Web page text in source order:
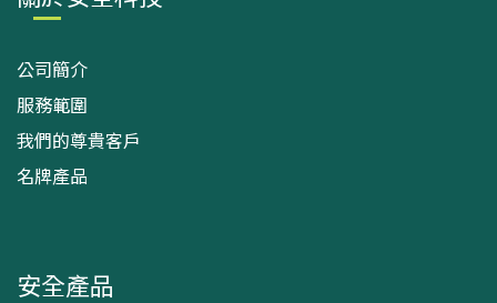
公司簡介
服務範圍
我們的尊貴客戶
名牌產品
安全產品